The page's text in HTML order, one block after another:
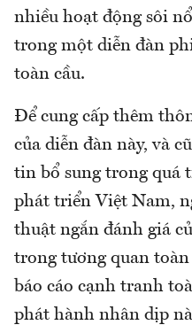
nhiều hoạt động sôi
trong một diễn đàn
toàn cầu.
Để cung cấp thêm
của diễn đàn này, và
tin bổ sung trong quá
phát triển Việt Nam,
thuật ngắn đánh giá
trong tương quan toàn
báo cáo cạnh tranh
phát hành nhân dịp